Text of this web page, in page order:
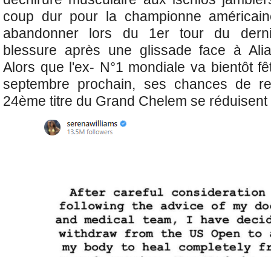
coup dur pour la championne
abandonner lors du 1er tour du
blessure après une glissade face à
Alors que l'ex- N°1 mondiale va bientôt
septembre prochain, ses chances de
24ème titre du Grand Chelem se